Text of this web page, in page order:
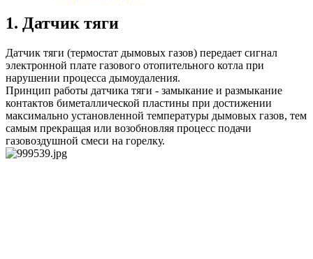
1. Датчик тяги
Датчик тяги (термостат дымовых газов) передает сигнал
электронной плате газового отопительного котла при
нарушении процесса дымоудаления.
Принцип работы датчика тяги - замыкание и размыкание
контактов биметаллической пластины при достижении
максимально установленной температуры дымовых газов, тем
самым прекращая или возобновляя процесс подачи
газовоздушной смеси на горелку.